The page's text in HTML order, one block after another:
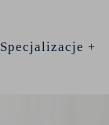
Specjalizacje